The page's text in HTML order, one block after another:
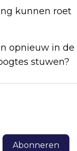
kunnen roet
opnieuw in de
stuwen?
Abonneren